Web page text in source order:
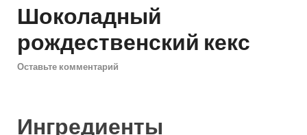
Шоколадный
рождественский кекс
Оставьте комментарий
Ингредиенты